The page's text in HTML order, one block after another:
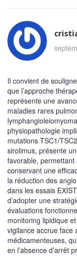
Il convient de
que l’approche
représente une
maladies rares
physiopathologie
mutations TSC1/
sirolimus, présente
favorable,
conservant une
la réduction des
dans les essais
d’adopter une
évaluations
monitoring lipidique
vigilance accrue face
médicamenteuses,
en l’absence d’arrêt